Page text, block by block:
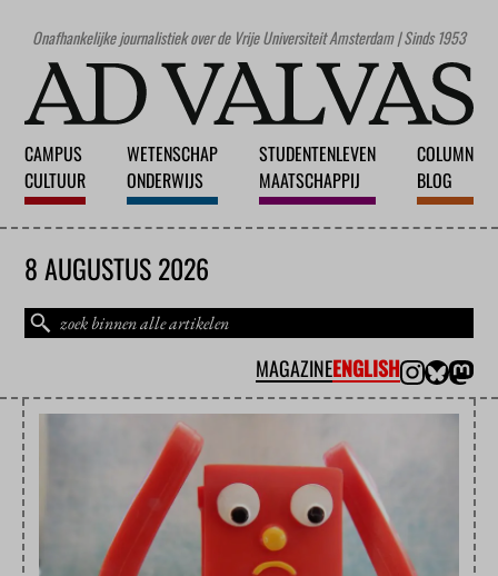
Onafhankelijke journalistiek over de Vrije Universiteit Amsterdam | Sinds 1953
CAMPUS
CULTUUR
WETENSCHAP
ONDERWIJS
STUDENTENLEVEN
MAATSCHAPPIJ
COLUMN
BLOG
8 AUGUSTUS 2026
MAGAZINEENGLISH